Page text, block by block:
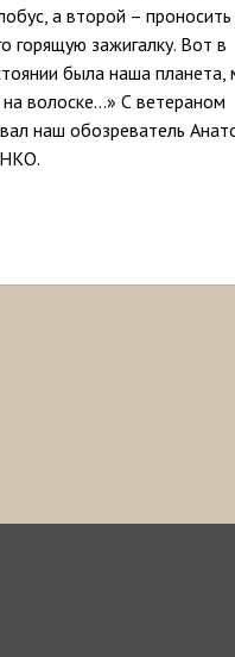
а второй – проносить
горящую зажигалку. Вот в
была наша планета,
волоске…» С ветераном
наш обозреватель